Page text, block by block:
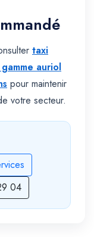
taxi
auriol
pour maintenir
votre secteur.
04